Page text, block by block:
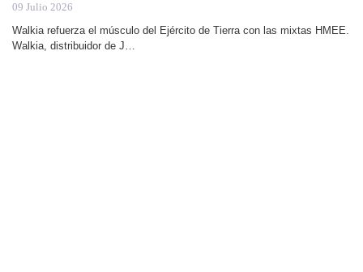
09 Julio 2026
Walkia refuerza el músculo del Ejército de Tierra con las mixtas HMEE.
Walkia, distribuidor de J…